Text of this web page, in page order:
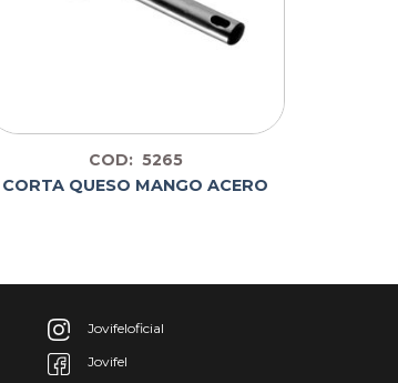
COD: 5265
CORTA QUESO MANGO ACERO
Jovifeloficial
Jovifel